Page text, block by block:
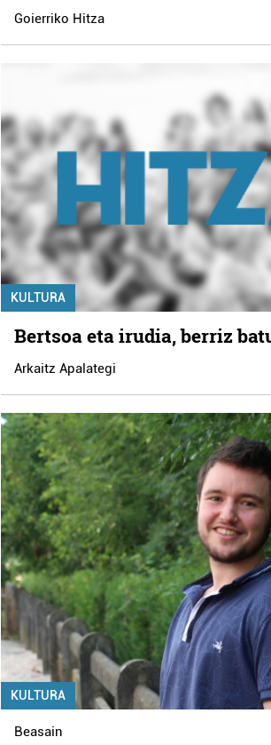
Goierriko Hitza
KULTURA
Bertsoa eta irudia, berriz
Arkaitz Apalategi
KULTURA
Beasain